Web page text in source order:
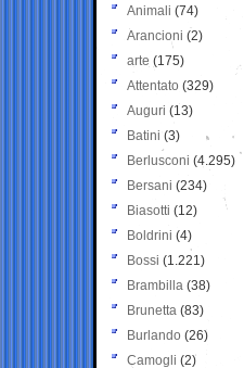
Animali (74)
Arancioni (2)
arte (175)
Attentato (329)
Auguri (13)
Batini (3)
Berlusconi (4.295)
Bersani (234)
Biasotti (12)
Boldrini (4)
Bossi (1.221)
Brambilla (38)
Brunetta (83)
Burlando (26)
Camogli (2)